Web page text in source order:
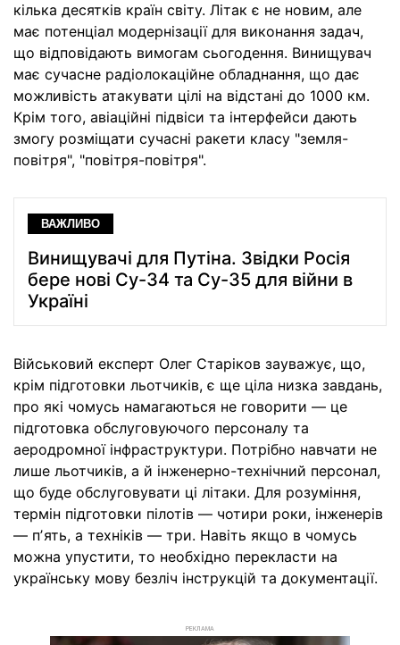
кілька десятків країн світу. Літак є не новим, але
має потенціал модернізації для виконання задач,
що відповідають вимогам сьогодення. Винищувач
має сучасне радіолокаційне обладнання, що дає
можливість атакувати цілі на відстані до 1000 км.
Крім того, авіаційні підвіси та інтерфейси дають
змогу розміщати сучасні ракети класу "земля-
повітря", "повітря-повітря".
ВАЖЛИВО
Винищувачі для Путіна. Звідки Росія
бере нові Су-34 та Су-35 для війни в
Україні
Військовий експерт Олег Старіков зауважує, що,
крім підготовки льотчиків, є ще ціла низка завдань,
про які чомусь намагаються не говорити — це
підготовка обслуговуючого персоналу та
аеродромної інфраструктури. Потрібно навчати не
лише льотчиків, а й інженерно-технічний персонал,
що буде обслуговувати ці літаки. Для розуміння,
термін підготовки пілотів — чотири роки, інженерів
— пʼять, а техніків — три. Навіть якщо в чомусь
можна упустити, то необхідно перекласти на
українську мову безліч інструкцій та документації.
РЕКЛАМА